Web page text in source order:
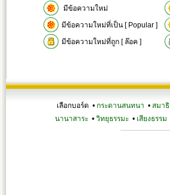
มีข้อความใหม่
มีข้อความใหม่ที่เป็น [ Popular ]
มีข้อความใหม่ที่ถูก [ ล๊อค ]
เลือกบอร์ด • กระดานสนทนา • สมาธิ
นานาสาระ• วิทยุธรรมะ• เสียงธรรม